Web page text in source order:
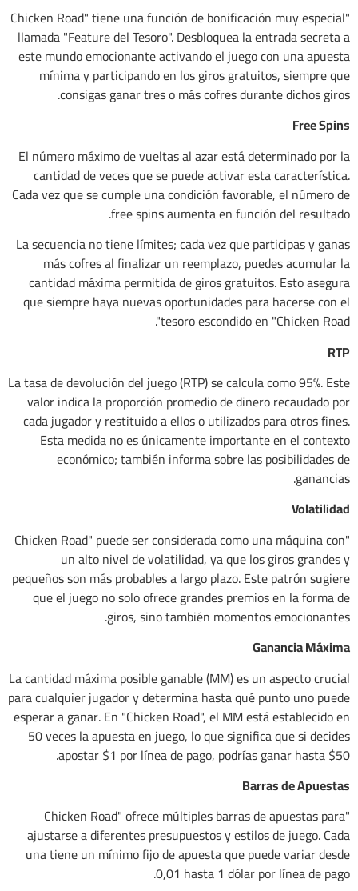
"Chicken Road" tiene una función de bonificación muy especial
llamada "Feature del Tesoro". Desbloquea la entrada secreta a
este mundo emocionante activando el juego con una apuesta
mínima y participando en los giros gratuitos, siempre que
consigas ganar tres o más cofres durante dichos giros.
Free Spins
El número máximo de vueltas al azar está determinado por la
cantidad de veces que se puede activar esta característica.
Cada vez que se cumple una condición favorable, el número de
free spins aumenta en función del resultado.
La secuencia no tiene límites; cada vez que participas y ganas
más cofres al finalizar un reemplazo, puedes acumular la
cantidad máxima permitida de giros gratuitos. Esto asegura
que siempre haya nuevas oportunidades para hacerse con el
tesoro escondido en "Chicken Road".
RTP
La tasa de devolución del juego (RTP) se calcula como 95%. Este
valor indica la proporción promedio de dinero recaudado por
cada jugador y restituido a ellos o utilizados para otros fines.
Esta medida no es únicamente importante en el contexto
económico; también informa sobre las posibilidades de
ganancias.
Volatilidad
"Chicken Road" puede ser considerada como una máquina con
un alto nivel de volatilidad, ya que los giros grandes y
pequeños son más probables a largo plazo. Este patrón sugiere
que el juego no solo ofrece grandes premios en la forma de
giros, sino también momentos emocionantes.
Ganancia Máxima
La cantidad máxima posible ganable (MM) es un aspecto crucial
para cualquier jugador y determina hasta qué punto uno puede
esperar a ganar. En "Chicken Road", el MM está establecido en
50 veces la apuesta en juego, lo que significa que si decides
apostar $1 por línea de pago, podrías ganar hasta $50.
Barras de Apuestas
"Chicken Road" ofrece múltiples barras de apuestas para
ajustarse a diferentes presupuestos y estilos de juego. Cada
una tiene un mínimo fijo de apuesta que puede variar desde
0,01 hasta 1 dólar por línea de pago.